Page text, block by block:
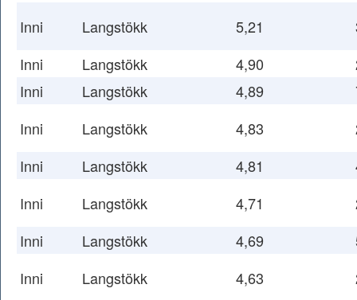
Inni
Langstökk 5,21
Inni
Langstökk 4,90
Inni
Langstökk 4,89
Inni
Langstökk 4,83
Inni
Langstökk 4,81
Inni
Langstökk 4,71
Inni
Langstökk 4,69
Inni
Langstökk 4,63